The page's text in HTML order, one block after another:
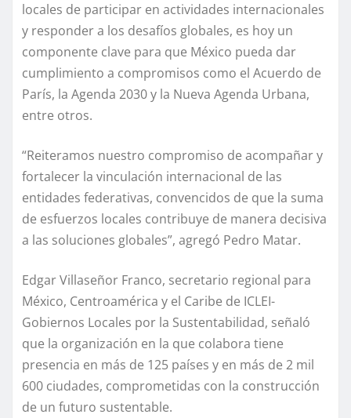
locales de participar en actividades internacionales
y responder a los desafíos globales, es hoy un
componente clave para que México pueda dar
cumplimiento a compromisos como el Acuerdo de
París, la Agenda 2030 y la Nueva Agenda Urbana,
entre otros.
“Reiteramos nuestro compromiso de acompañar y
fortalecer la vinculación internacional de las
entidades federativas, convencidos de que la suma
de esfuerzos locales contribuye de manera decisiva
a las soluciones globales”, agregó Pedro Matar.
Edgar Villaseñor Franco, secretario regional para
México, Centroamérica y el Caribe de ICLEI-
Gobiernos Locales por la Sustentabilidad, señaló
que la organización en la que colabora tiene
presencia en más de 125 países y en más de 2 mil
600 ciudades, comprometidas con la construcción
de un futuro sustentable.